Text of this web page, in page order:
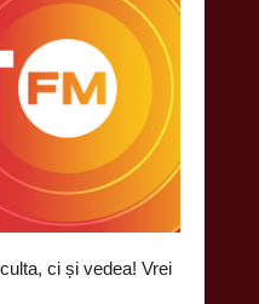
ci și vedea! Vrei
022 811 210
078 999 444
9, MD-2075